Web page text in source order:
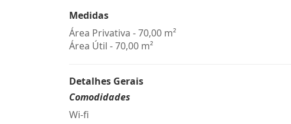
Medidas
Área Privativa - 70,00 m²
Área Útil - 70,00 m²
Detalhes Gerais
Comodidades
Wi-fi